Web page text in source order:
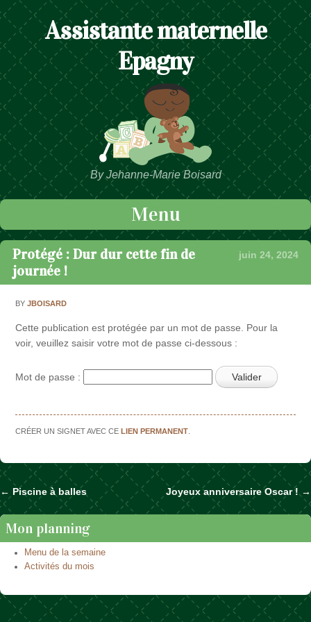
Assistante maternelle
Epagny
By Jehanne-Marie Boisard
Menu
Passer au contenu
Protégé : Dur dur cette fin de
journée !
juin 24, 2024
BYJBOISARD
Cette publication est protégée par un mot de passe. Pour la
voir, veuillez saisir votre mot de passe ci-dessous :
Mot de passe :
CRÉER UN SIGNET AVEC CELIEN PERMANENT
Naviguer dans les articles
← Piscine à balles Joyeux anniversaire Oscar ! →
Mon planning
Menu de la semaine
Activités du mois